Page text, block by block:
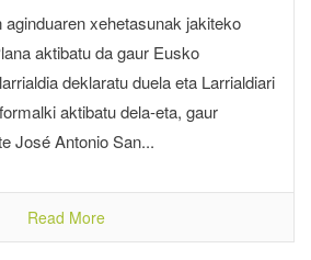
xehetasunak jakiteko
aktibatu da gaur Eusko
deklaratu duela eta Larrialdiari
aktibatu dela-eta, gaur
José Antonio San...
Read More